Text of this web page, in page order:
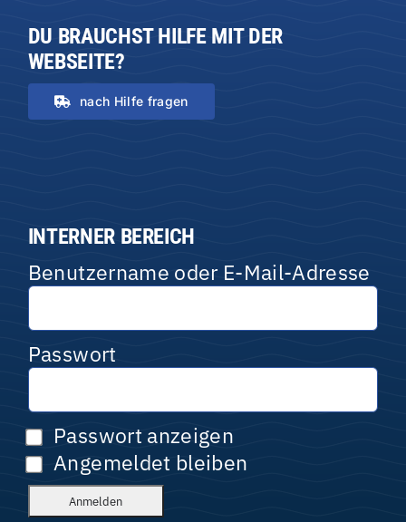
DU BRAUCHST HILFE MIT DER
WEBSEITE?
nach Hilfe fragen
INTERNER BEREICH
Benutzername oder E-Mail-Adresse
Passwort
Passwort anzeigen
Angemeldet bleiben